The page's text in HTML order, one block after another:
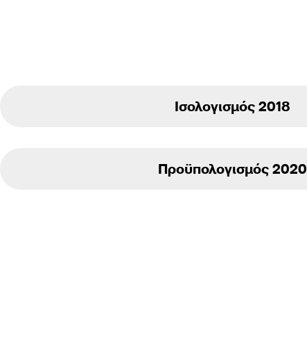
Ισολογισμός 2018
Προϋπολογισμός 2020